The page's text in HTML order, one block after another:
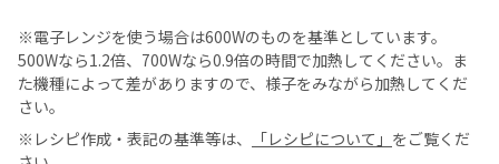
※電子レンジを使う場合は600Wのものを基準としています。
500Wなら1.2倍、700Wなら0.9倍の時間で加熱してください。ま
た機種によって差がありますので、様子をみながら加熱してくだ
さい。
※レシピ作成・表記の基準等は、
「レシピについて」 をご覧くだ